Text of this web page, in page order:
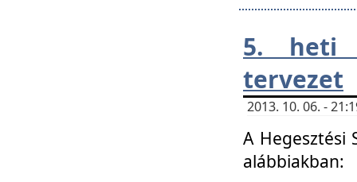
5. heti
tervezet
2013. 10. 06. -
A Hegesztési
alábbiakban: